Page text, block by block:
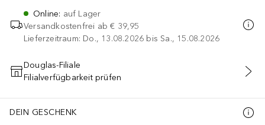
Online: auf Lager
Versandkostenfrei ab € 39,95
Lieferzeitraum: Do., 13.08.2026 bis Sa., 15.08.2026
IN DEN WARENKORB
Douglas-Filiale
Filialverfügbarkeit prüfen
DEIN GESCHENK